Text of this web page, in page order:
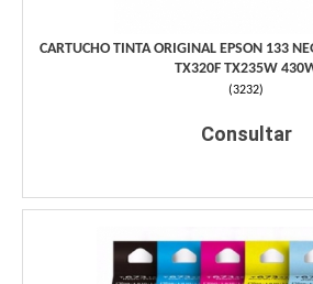
CARTUCHO TINTA ORIGINAL EPSON 133
TX320F TX235W
(3232)
Consultar